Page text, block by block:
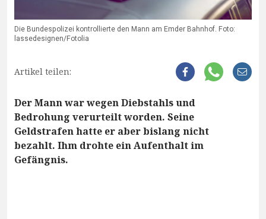
Die Bundespolizei kontrollierte den Mann am Emder Bahnhof. Foto:
lassedesignen/Fotolia
Artikel teilen:
Der Mann war wegen Diebstahls und
Bedrohung verurteilt worden. Seine
Geldstrafen hatte er aber bislang nicht
bezahlt. Ihm drohte ein Aufenthalt im
Gefängnis.